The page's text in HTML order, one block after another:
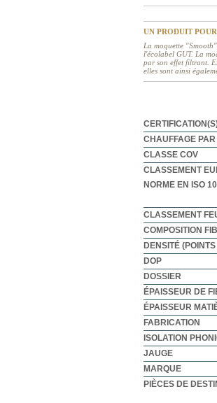
UN PRODUIT
La moquette
l'écolabel GUT. La
par son effet filtrant.
elles sont ainsi
CHAUFFAGE
CLASSE COV
CLASSEMENT
NORME EN ISO
CLASSEMENT
COMPOSITION
DENSITÉ
DOP
DOSSIER
ÉPAISSEUR DE
ÉPAISSEUR
FABRICATION
ISOLATION
JAUGE
MARQUE
PIÈCES DE